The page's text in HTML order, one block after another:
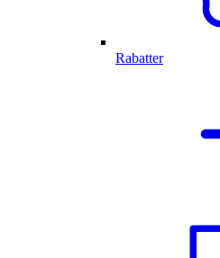
Rabatter